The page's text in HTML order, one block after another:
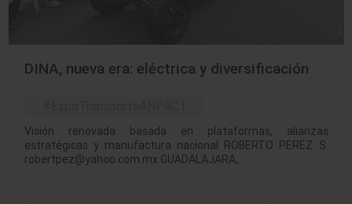
DINA, nueva era: eléctrica y diversificación
Visión renovada basada en plataformas, alianzas
estratégicas y manufactura nacional ROBERTO PEREZ S.
robertpez@yahoo.com.mx GUADALAJARA,…